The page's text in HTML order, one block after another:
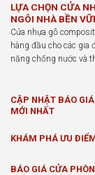
LỰA CHỌN CỬA
NGÔI NHÀ BỀN
Cửa nhựa gỗ
hàng đầu cho các gia
năng chống nước và
CẬP NHẬT BÁO
MỚI NHẤT
KHÁM PHÁ ƯU
BÁO GIÁ CỬA